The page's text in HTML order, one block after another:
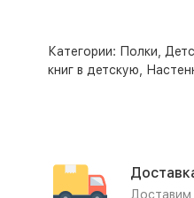
Категории: Полки
книг в детскую